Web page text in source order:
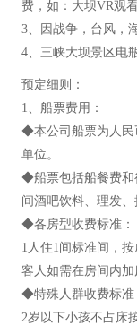
费，如：大坝VR观
3、因战争，台风，
4、三峡大坝景区电
预定细则：
1、船票费用：
◆本公司船票为人民
单位。
◆船票包括船餐费和
间酒吧饮料、理发、
◆各房型收费标准：
1人住1间标准间，按
客人如需在房间内加
◆特殊人群收费标准
2岁以下小孩不占床